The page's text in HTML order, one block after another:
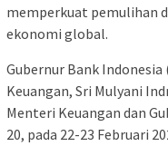
memperkuat pemulihan
ekonomi global.
Gubernur Bank
Keuangan, Sri Mulyani
Menteri Keuangan dan
20, pada 22-23 Februari